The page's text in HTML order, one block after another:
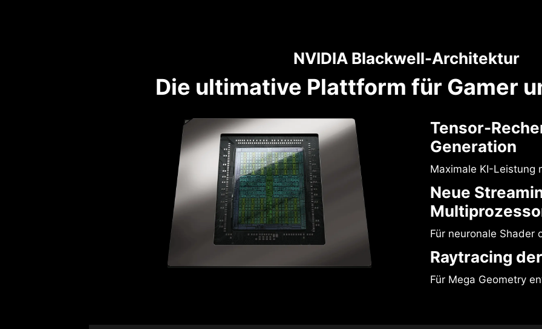
NVIDIA Blackwell-Architektur
Die ultimative Plattform für Gamer
Tensor-
Generation
Maximale KI-Leistung
Neue
Für neuronale Shader
Raytracing
Für Mega Geometry